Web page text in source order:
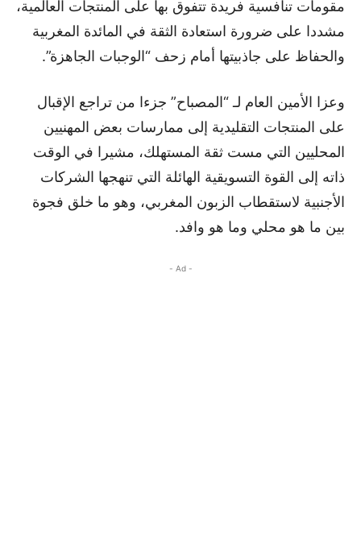
مقومات تنافسية فريدة تتفوق بها على المنتجات العالمية،
مشددا على ضرورة استعادة الثقة في المائدة المغربية
والحفاظ على جاذبيتها أمام زحف “الوجبات الجاهزة”.
وعزا الأمين العام لـ “المصباح” جزءا من تراجع الإقبال
على المنتجات التقليدية إلى ممارسات بعض المهنيين
المحليين التي مست ثقة المستهلك، مشيرا في الوقت
ذاته إلى القوة التسويقية الهائلة التي تنهجها الشركات
الأجنبية لاستقطاب الزبون المغربي، وهو ما خلق فجوة
بين ما هو محلي وما هو وافد.
- Ad -